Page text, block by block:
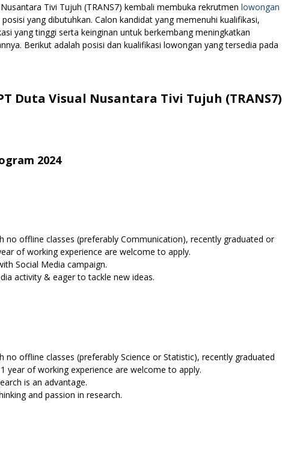
Tivi Tujuh (TRANS7) kembali membuka rekrutmen lowongan
yang dibutuhkan. Calon kandidat yang memenuhi kualifikasi,
yang tinggi serta keinginan untuk berkembang meningkatkan
Berikut adalah posisi dan kualifikasi lowongan yang tersedia pada
Duta Visual Nusantara Tivi Tujuh (TRANS7)
2024
no offline classes (preferably Communication), recently graduated or
of working experience are welcome to apply.
Social Media campaign.
activity & eager to tackle new ideas.
no offline classes (preferably Science or Statistic), recently graduated
year of working experience are welcome to apply.
is an advantage.
and passion in research.